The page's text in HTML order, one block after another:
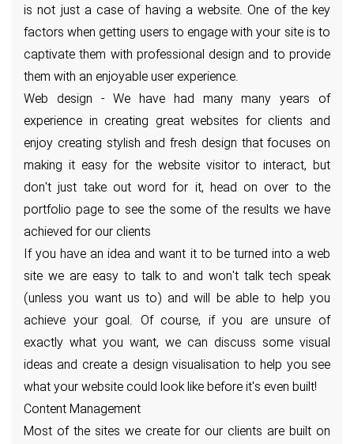
is not just a case of having a website. One of the key
factors when getting users to engage with your site is to
captivate them with professional design and to provide
them with an enjoyable user experience.
Web design - We have had many many years of
experience in creating great websites for clients and
enjoy creating stylish and fresh design that focuses on
making it easy for the website visitor to interact, but
don't just take out word for it, head on over to the
portfolio page to see the some of the results we have
achieved for our clients
If you have an idea and want it to be turned into a web
site we are easy to talk to and won't talk tech speak
(unless you want us to) and will be able to help you
achieve your goal. Of course, if you are unsure of
exactly what you want, we can discuss some visual
ideas and create a design visualisation to help you see
what your website could look like before it's even built!
Content Management
Most of the sites we create for our clients are built on